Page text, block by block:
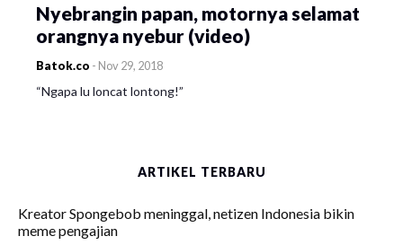
Nyebrangin papan, motornya selamat
orangnya nyebur (video)
Batok.co - Nov 29, 2018
“Ngapa lu loncat lontong!”
ARTIKEL TERBARU
Kreator Spongebob meninggal, netizen Indonesia bikin
meme pengajian